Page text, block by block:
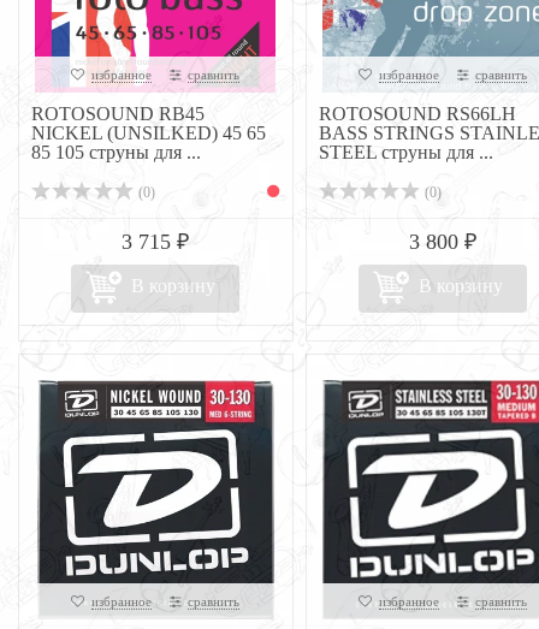
избранное сравнить
ROTOSOUND RB45
NICKEL (UNSILKED) 45 65
85 105 струны для ...
(0)
3 715 ₽
В корзину
избранное сравнить
ROTOSOUND RS66LH
BASS STRINGS
STEEL струны для ...
(0)
3 800 ₽
В корзину
избранное сравнить избранное сравнить